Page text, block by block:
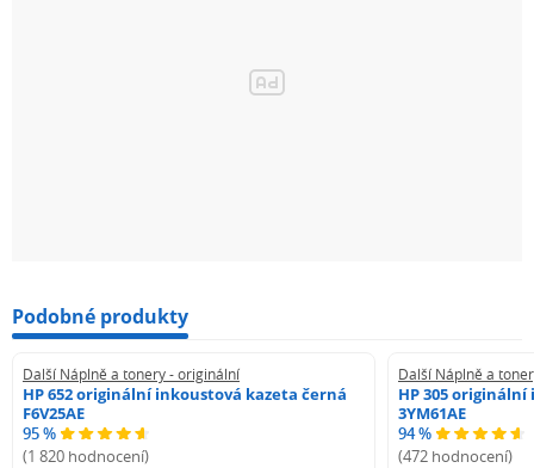
Podobné produkty
Další Náplně a tonery - originální
HP 652 originální inkoustová kazeta černá
F6V25AE
95 %
(1 820 hodnocení)
Další Náplně a
HP 305
3YM61AE
94 %
(472 hodnocení)